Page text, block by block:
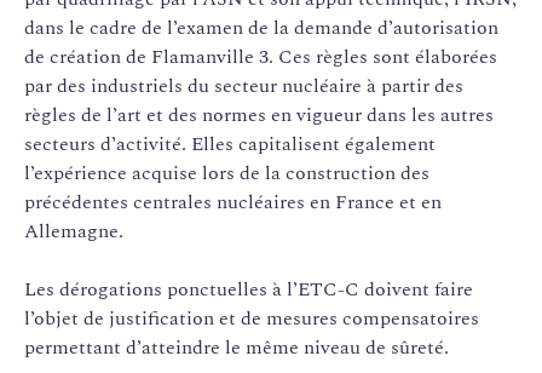
dans le cadre de l’examen de la demande d’autorisation
de création de Flamanville 3. Ces règles sont élaborées
par des industriels du secteur nucléaire à partir des
règles de l’art et des normes en vigueur dans les autres
secteurs d’activité. Elles capitalisent également
l’expérience acquise lors de la construction des
précédentes centrales nucléaires en France et en
Allemagne.
Les dérogations ponctuelles à l’ETC-C doivent faire
l’objet de justification et de mesures compensatoires
permettant d’atteindre le même niveau de sûreté.